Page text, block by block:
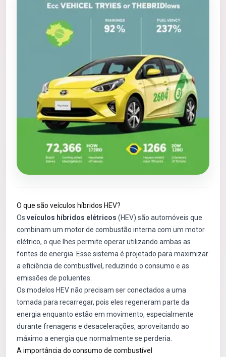
O que são veículos híbridos HEV?
Os veículos híbridos elétricos (HEV) são automóveis que
combinam um motor de combustão interna com um motor
elétrico, o que lhes permite operar utilizando ambas as
fontes de energia. Esse sistema é projetado para maximizar
a eficiência de combustível, reduzindo o consumo e as
emissões de poluentes.
Os modelos HEV não precisam ser conectados a uma
tomada para recarregar, pois eles regeneram parte da
energia enquanto estão em movimento, especialmente
durante frenagens e desacelerações, aproveitando ao
máximo a energia que normalmente se perderia.
A importância do consumo de combustível